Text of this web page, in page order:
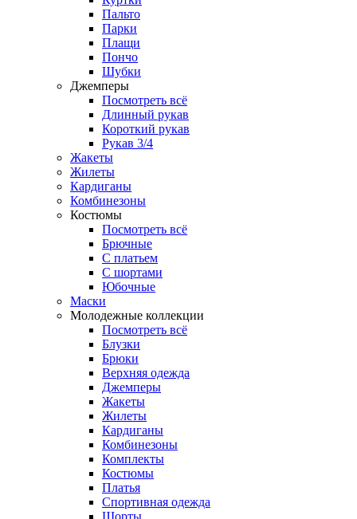
Пальто
Парки
Плащи
Пончо
Шубки
Джемперы
Посмотреть всё
Длинный рукав
Короткий рукав
Рукав 3/4
Жакеты
Жилеты
Кардиганы
Комбинезоны
Костюмы
Посмотреть всё
Брючные
С платьем
С шортами
Юбочные
Маски
Молодежные коллекции
Посмотреть всё
Блузки
Брюки
Верхняя одежда
Джемперы
Жакеты
Жилеты
Кардиганы
Комбинезоны
Комплекты
Костюмы
Платья
Спортивная одежда
Шорты